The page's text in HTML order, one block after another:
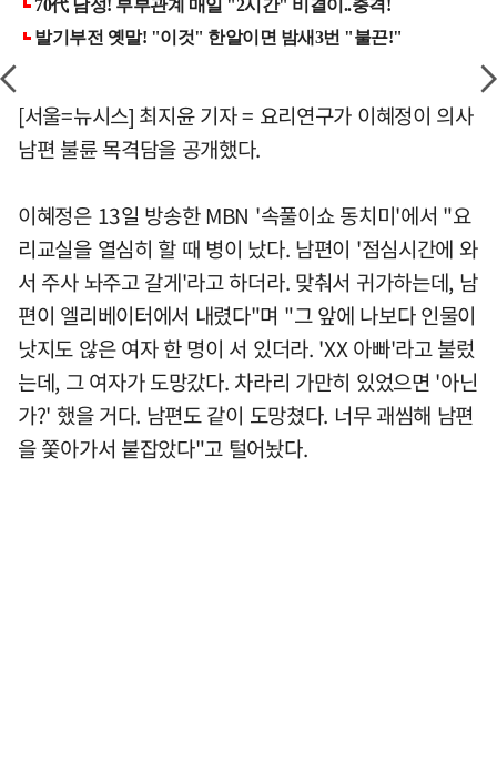
[서울=뉴시스] 최지윤 기자 = 요리연구가 이혜정이 의사
남편 불륜 목격담을 공개했다.
이혜정은 13일 방송한 MBN '속풀이쇼 동치미'에서 "요
리교실을 열심히 할 때 병이 났다. 남편이 '점심시간에 와
서 주사 놔주고 갈게'라고 하더라. 맞춰서 귀가하는데, 남
편이 엘리베이터에서 내렸다"며 "그 앞에 나보다 인물이
낫지도 않은 여자 한 명이 서 있더라. 'XX 아빠'라고 불렀
는데, 그 여자가 도망갔다. 차라리 가만히 있었으면 '아닌
가?' 했을 거다. 남편도 같이 도망쳤다. 너무 괘씸해 남편
을 쫓아가서 붙잡았다"고 털어놨다.